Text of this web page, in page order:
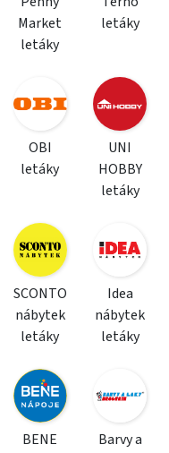
Market
letáky
letáky
OBI
letáky
UNI
HOBBY
letáky
SCONTO
nábytek
letáky
Idea
nábytek
letáky
BENE
Barvy a